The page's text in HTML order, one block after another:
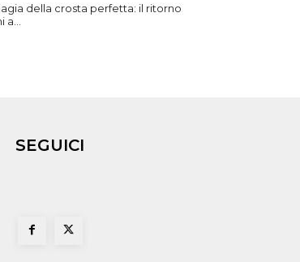
della crosta perfetta: il ritorno
SEGUICI